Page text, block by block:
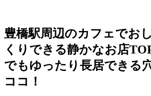
豊橋駅周辺のカフェでお
くりできる静かなお店
でもゆったり長居できる
ココ！